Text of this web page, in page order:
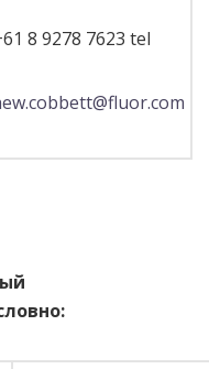
8 9278 7623 tel